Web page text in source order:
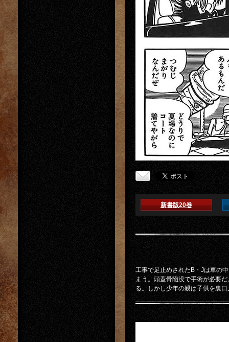
新書版20巻
工事で足止めされたB・Jは車の
まう。頭蓋骨陥没で手術が必要
る。しかし少年の親は子供を裏